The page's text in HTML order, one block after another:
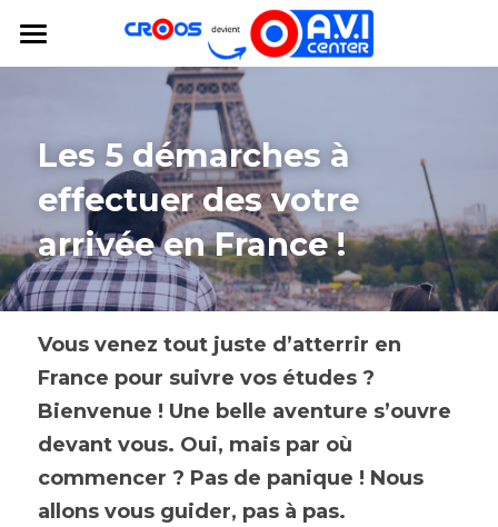
AVICENTER
Les 5 démarches à
effectuer des votre
arrivée en France !
Vous venez tout juste d’atterrir en
France pour suivre vos études ?
Bienvenue ! Une belle aventure s’ouvre
devant vous. Oui, mais par où
commencer ? Pas de panique ! Nous
allons vous guider, pas à pas.​
LES CATÉGORIES DE LA BOUTIQUE
Toutes les catégories